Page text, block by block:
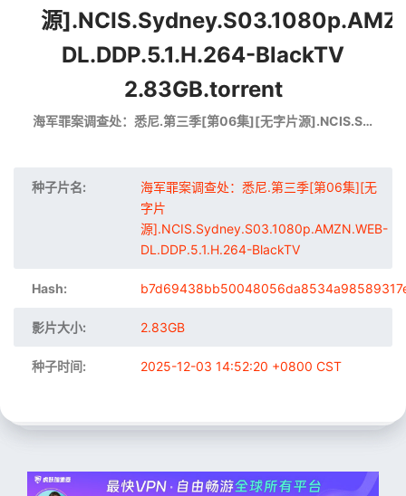
源
DL.DDP.5.1.H.264-BlackTV
2.83GB.torrent
海军罪案调查处：悉尼.第三季[第06集][无字片源].NCIS.Sydney.S03.1080p.AMZN.WEB-DL.DDP.5.1.H.264-BlackTV
种子片名:
海军罪案调查处：悉尼.第三季[第06集][无
字片
源].NCIS.Sydney.S03.1080p.AMZN.WEB-
DL.DDP.5.1.H.264-BlackTV
Hash:
影片大小: 2.83GB
种子时间: 2025-12-03 14:52:20 +0800 CST